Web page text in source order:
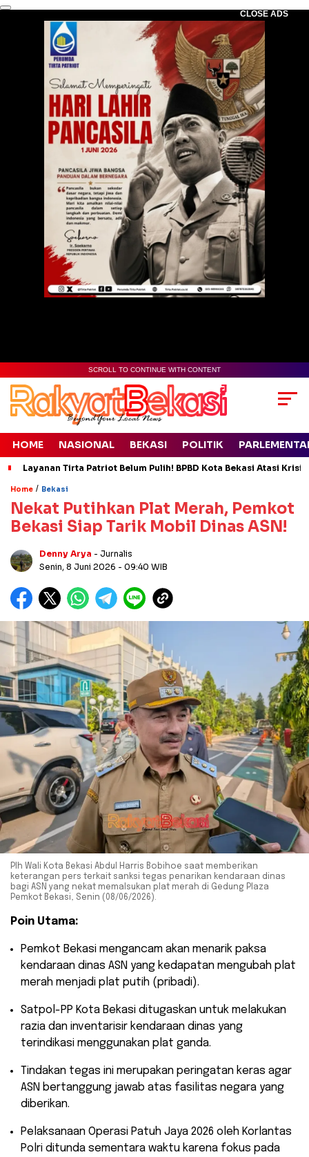
CLOSE ADS
SCROLL TO CONTINUE WITH CONTENT
HOME NASIONAL BEKASI POLITIK
Layanan Tirta Patriot Belum Pulih! BPBD Kota Bekasi Atasi
Home / Bekasi
Nekat Putihkan Plat Merah, Pemkot
Bekasi Siap Tarik Mobil Dinas ASN!
Denny Arya - Jurnalis
Senin, 8 Juni 2026 - 09:40 WIB
Plh Wali Kota Bekasi Abdul Harris Bobihoe saat memberikan
keterangan pers terkait sanksi tegas penarikan kendaraan dinas
bagi ASN yang nekat memalsukan plat merah di Gedung Plaza
Pemkot Bekasi, Senin (08/06/2026).
Poin Utama:
​Pemkot Bekasi mengancam akan menarik paksa
kendaraan dinas ASN yang kedapatan mengubah plat
merah menjadi plat putih (pribadi).
​Satpol-PP Kota Bekasi ditugaskan untuk melakukan
razia dan inventarisir kendaraan dinas yang
terindikasi menggunakan plat ganda.
​Tindakan tegas ini merupakan peringatan keras agar
ASN bertanggung jawab atas fasilitas negara yang
diberikan.
​Pelaksanaan Operasi Patuh Jaya 2026 oleh Korlantas
Polri ditunda sementara waktu karena fokus pada